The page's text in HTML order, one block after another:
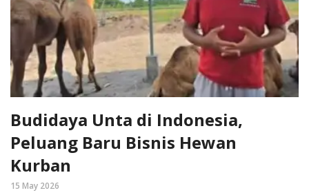
Budidaya Unta di Indonesia,
Peluang Baru Bisnis Hewan
Kurban
15 May 2026